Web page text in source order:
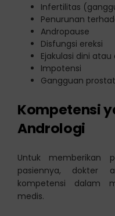
Infertilitas
Penurunan
Andropause
Disfungsi ereksi
Ejakulasi dini
Impotensi
Gangguan prostat
Kompetensi
Andrologi
Untuk memberikan
pasiennya, dokter
kompetensi dalam
medis.